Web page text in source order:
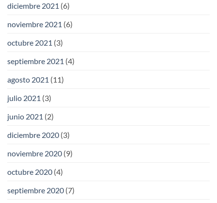
diciembre 2021 (6)
noviembre 2021 (6)
octubre 2021 (3)
septiembre 2021 (4)
agosto 2021 (11)
julio 2021 (3)
junio 2021 (2)
diciembre 2020 (3)
noviembre 2020 (9)
octubre 2020 (4)
septiembre 2020 (7)